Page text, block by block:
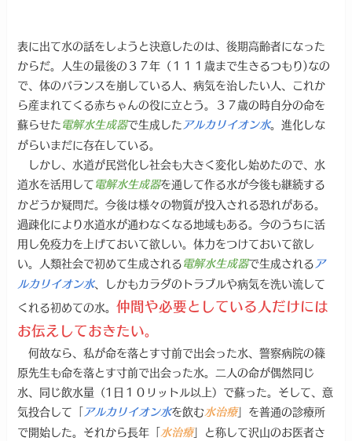
表に出て水の話をしようと決意したのは、後期高齢者になった
からだ。人生の最後の３７年（１１１歳まで生きるつもり)なの
で、体のバランスを崩している人、病気を治したい人、これか
ら産まれてくる赤ちゃんの役に立とう。３７歳の時自分の命を
蘇らせた電解水生成器で生成したアルカリイオン水。進化しな
がらいまだに存在している。
しかし、水道が民営化し社会も大きく変化し始めたので、水
道水を活用して電解水生成器を通して作る水が今後も継続する
かどうか疑問だ。今後は様々の物質が投入される恐れがある。
過疎化により水道水が通わなくなる地域もある。今のうちに活
用し免疫力を上げておいて欲しい。体力をつけておいて欲し
い。人類社会で初めて生成される電解水生成器で生成されるア
ルカリイオン水、しかもカラダのトラブルや病気を洗い流して
くれる初めての水。仲間や必要としている人だけには
お伝えしておきたい。
何故なら、私が命を落とす寸前で出会った水、警察病院の篠
原先生も命を落とす寸前で出会った水。二人の命が偶然同じ
水、同じ飲水量（1日１０リットル以上）で蘇った。そして、意
気投合して「アルカリイオン水を飲む水治療」を普通の診療所
で開始した。それから長年「水治療」と称して沢山のお医者さ